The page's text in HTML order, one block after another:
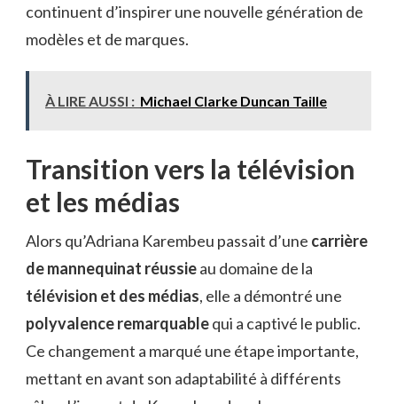
continuent d’inspirer une nouvelle génération de
modèles et de marques.
À LIRE AUSSI : Michael Clarke Duncan Taille
Transition vers la télévision
et les médias
Alors qu’Adriana Karembeu passait d’une carrière
de mannequinat réussieau domaine de la
télévision et des médias, elle a démontré une
polyvalence remarquablequi a captivé le public.
Ce changement a marqué une étape importante,
mettant en avant son adaptabilité à différents